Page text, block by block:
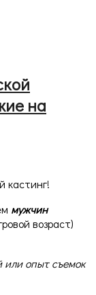
на
кастинг!
мужчин
возраст)
или опыт съемок